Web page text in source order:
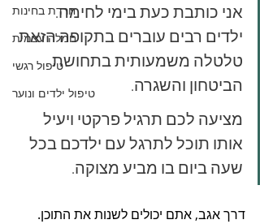
חרדת בחינות
חמלה עצמית
טיפול רגשי
טיפול ילדים ונוער
אני כותבת כעת בימי לחימה.
ילדים רבים עוברים בתקופה הזאת
טלטלה משמעותית בתחושת
הביטחון והשגרה.
מציעה לכם תרגיל פרקטי ויעיל
אותו תוכל לתרגל עם ילדכם בכל
שעה ביום בו מביע מצוקה.
דרך אגב, אתם יכולים לשנות את התוכן.